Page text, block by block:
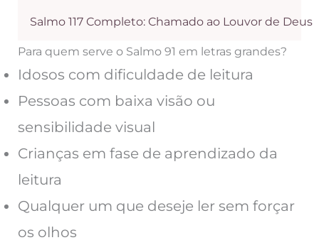
Salmo 117 Completo: Chamado ao Louvor de Deus
Para quem serve o Salmo 91 em letras grandes?
Idosos com dificuldade de leitura
Pessoas com baixa visão ou
sensibilidade visual
Crianças em fase de aprendizado da
leitura
Qualquer um que deseje ler sem forçar
os olhos